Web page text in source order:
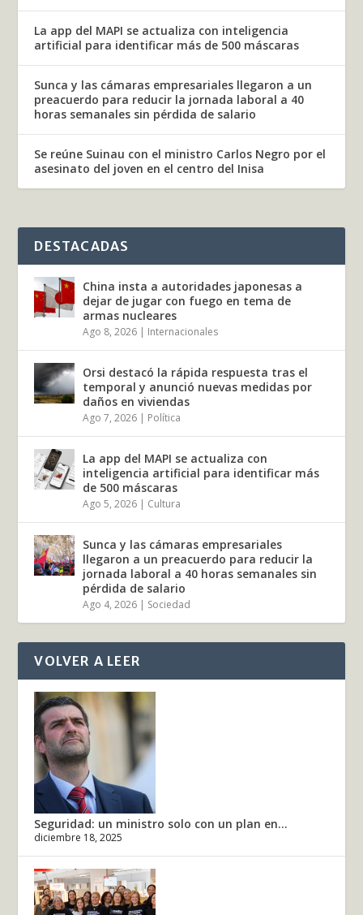
La app del MAPI se actualiza con inteligencia
artificial para identificar más de 500 máscaras
Sunca y las cámaras empresariales llegaron a un
preacuerdo para reducir la jornada laboral a 40
horas semanales sin pérdida de salario
Se reúne Suinau con el ministro Carlos Negro por el
asesinato del joven en el centro del Inisa
DESTACADAS
China insta a autoridades japonesas a
dejar de jugar con fuego en tema de
armas nucleares
Ago 8, 2026 | Internacionales
Orsi destacó la rápida respuesta tras el
temporal y anunció nuevas medidas por
daños en viviendas
Ago 7, 2026 | Política
La app del MAPI se actualiza con
inteligencia artificial para identificar más
de 500 máscaras
Ago 5, 2026 | Cultura
Sunca y las cámaras empresariales
llegaron a un preacuerdo para reducir la
jornada laboral a 40 horas semanales sin
pérdida de salario
Ago 4, 2026 | Sociedad
VOLVER A LEER
Seguridad: un ministro solo con un plan en...
diciembre 18, 2025